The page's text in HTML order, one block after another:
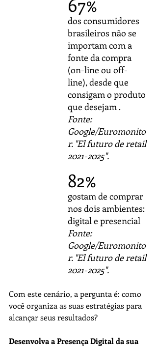
dos consumidores
brasileiros não se
importam com a
fonte da compra
(on-line ou off-
line), desde que
consigam o produto
que desejam .
Fonte:
Google/Euromonito
r. "El futuro de retail
2021-2025".
82%
gostam de comprar
nos dois ambientes:
digital e presencial
Fonte:
Google/Euromonito
r. "El futuro de retail
2021-2025".
Com este cenário, a pergunta é: como
você organiza as suas estratégias para
alcançar seus resultados?
Desenvolva a Presença Digital da sua